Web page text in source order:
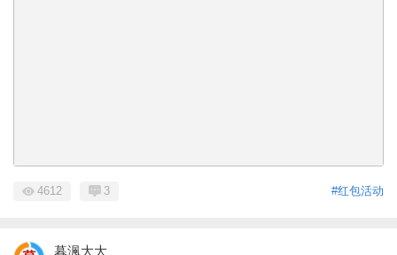
#红包活动
4612 3
暮渢大大